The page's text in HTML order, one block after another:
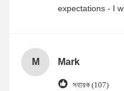
expectations - I
M Mark
সহায়ক (107)